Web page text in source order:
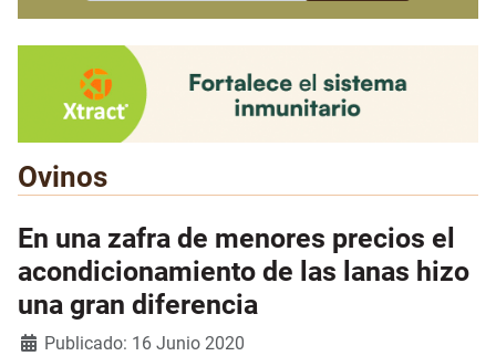
Ovinos
En una zafra de menores precios el
acondicionamiento de las lanas hizo
una gran diferencia
Detalles
Publicado: 16 Junio 2020